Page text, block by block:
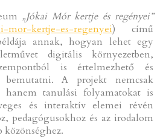
„Jókai Mór kertje és regényei”
mor-kertje-es-regenyei) című
annak, hogyan lehet egy
digitális környezetben,
is értelmezhető és
bemutatni. A projekt nemcsak
hanem tanulási folyamatokat is
és interaktív elemei révén
pedagógusokhoz és az irodalom
közönséghez.